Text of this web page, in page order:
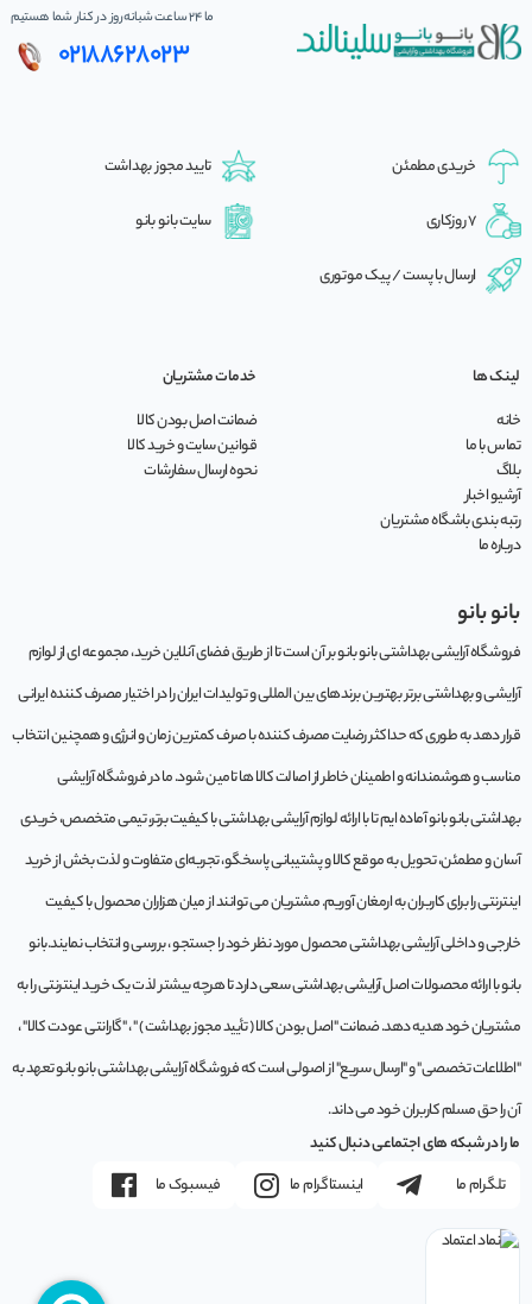
ما 24 ساعت شبانه‌روز در کنار شما هستیم
02188628023
خریدی مطمئن تایید مجوز بهداشت
7 روزکاری سایت بانو بانو
ارسال با پست / پیک موتوری
لینک ها
خانه
تماس با ما
بلاگ
آرشیو اخبار
رتبه بندی باشگاه مشتریان
درباره ما
خدمات مشتریان
ضمانت اصل بودن کالا
قوانین سایت و خرید کالا
نحوه ارسال سفارشات
بانو بانو
فروشگاه آرایشی بهداشتی بانو بانو بر آن است تا از طریق فضای آنلاین خرید، مجموعه‌ ای از لوازم
آرایشی و بهداشتی برتر بهترین برندهای بین المللی و تولیدات ایران را در اختیار مصرف کننده ایرانی
قرار دهد به طوری که حداکثر رضایت مصرف کننده با صرف کمترین زمان و انرژی و همچنین انتخاب
مناسب و هوشمندانه و اطمینان خاطر از اصالت کالا ها تامین شود. ما در فروشگاه آرایشی
بهداشتی بانو بانو آماده ایم تا با ارائه لوازم آرایشی بهداشتی با کیفیت برتر، تیمی متخصص، خریدی
آسان و مطمئن، تحویل به موقع کالا و پشتیبانی پاسخگو، تجربه‌ای متفاوت و لذت بخش از خرید
اینترنتی را برای کاربران به ارمغان آوریم. مشتريان می توانند از ميان هزاران محصول با کيفيت
خارجی و داخلی آرایشی بهداشتی محصول مورد نظر خود را جستجو ، بررسی و انتخاب نمايند.بانو
بانو با ارائه محصولات اصل آرایشی بهداشتی سعی دارد تا هرچه بیشتر لذت یک خرید اینترنتی را به
مشتریان خود هدیه دهد. ضمانت "اصل بودن کالا ( تأیید مجوز بهداشت ) " ، "گارانتی عودت کالا" ،
"اطلاعات تخصصی" و "ارسال سریع" از اصولی است که فروشگاه آرایشی بهداشتی بانو بانو تعهد به
آن را حق مسلم کاربران خود می داند.
ما را در شبکه های اجتماعی دنبال کنید
تلگرام ما
اینستاگرام ما فیسبوک ما